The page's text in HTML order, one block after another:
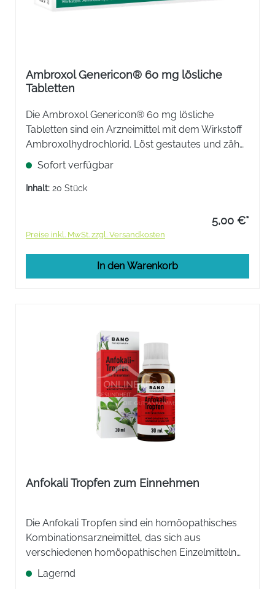
Ambroxol Genericon® 60 mg lösliche
Tabletten
Die Ambroxol Genericon® 60 mg lösliche
Tabletten sind ein Arzneimittel mit dem Wirkstoff
Ambroxolhydrochlorid. Löst gestautes und zäh
haftendes Sekret von der Bronchialwand und
erleichtert somit das Abhusten.
Sofort verfügbar
Inhalt: 20 Stück
5,00 €*
Preise inkl. MwSt. zzgl. Versandkosten
In den Warenkorb
Anfokali Tropfen zum Einnehmen
Die Anfokali Tropfen sind ein homöopathisches
Kombinationsarzneimittel, das sich aus
verschiedenen homöopathischen Einzelmitteln
zusammensetzt, deren Arzneimittelbilder
einander ergänzen.
Lagernd